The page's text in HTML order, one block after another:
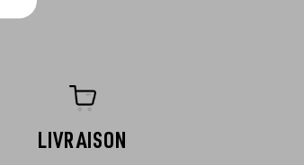
LIVRAISON